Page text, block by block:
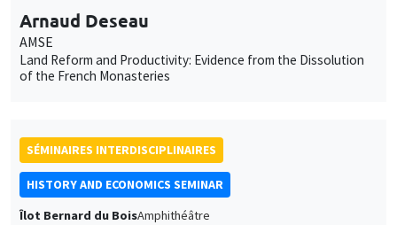
Arnaud Deseau
AMSE
Land Reform and Productivity: Evidence from the Dissolution
of the French Monasteries
SÉMINAIRES INTERDISCIPLINAIRES
HISTORY AND ECONOMICS SEMINAR
Îlot Bernard du BoisAmphithéâtre